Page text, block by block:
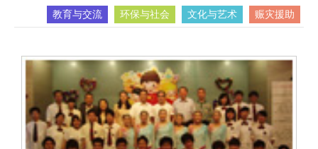
教育与交流 环保与社会 文化与艺术 赈灾援助